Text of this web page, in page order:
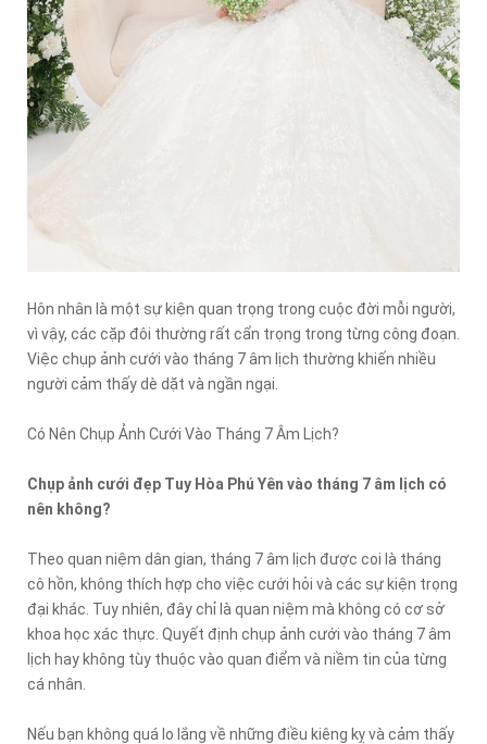
Hôn nhân là một sự kiện quan trọng trong cuộc đời mỗi người,
vì vậy, các cặp đôi thường rất cẩn trọng trong từng công đoạn.
Việc chụp ảnh cưới vào tháng 7 âm lịch thường khiến nhiều
người cảm thấy dè dặt và ngần ngại.
Có Nên Chụp Ảnh Cưới Vào Tháng 7 Âm Lịch?
Chụp ảnh cưới đẹp Tuy Hòa Phú Yên vào tháng 7 âm lịch có
nên không?
Theo quan niệm dân gian, tháng 7 âm lịch được coi là tháng
cô hồn, không thích hợp cho việc cưới hỏi và các sự kiện trọng
đại khác. Tuy nhiên, đây chỉ là quan niệm mà không có cơ sở
khoa học xác thực. Quyết định chụp ảnh cưới vào tháng 7 âm
lịch hay không tùy thuộc vào quan điểm và niềm tin của từng
cá nhân.
Nếu bạn không quá lo lắng về những điều kiêng kỵ và cảm thấy